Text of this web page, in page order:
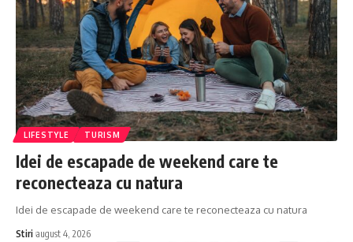
LIFESTYLE TURISM
Idei de escapade de weekend care te
reconecteaza cu natura
Idei de escapade de weekend care te reconecteaza cu natura
Stiri august 4, 2026